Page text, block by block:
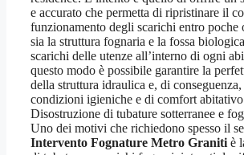
e accurato che permetta di ripristinare il
funzionamento degli scarichi entro poche
sia la struttura fognaria e la fossa
scarichi delle utenze all’interno di ogni
questo modo è possibile garantire la
della struttura idraulica e, di
condizioni igieniche e di comfort
Disostruzione di tubature sotterranee e
Uno dei motivi che richiedono spesso il
Intervento Fognature Metro Granitiè